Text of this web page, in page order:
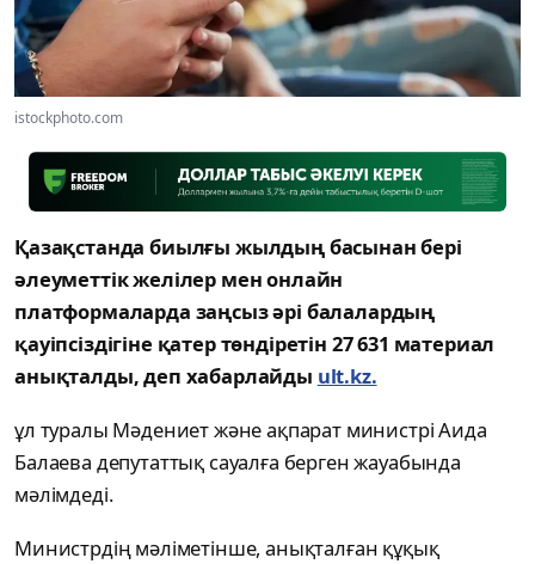
istockphoto.com
Қазақстанда биылғы жылдың басынан бері
әлеуметтік желілер мен онлайн
платформаларда заңсыз әрі балалардың
қауіпсіздігіне қатер төндіретін 27 631 материал
анықталды, деп хабарлайды ult.kz.
ұл туралы Мәдениет және ақпарат министрі Аида
Балаева депутаттық сауалға берген жауабында
мәлімдеді.
Министрдің мәліметінше, анықталған құқық